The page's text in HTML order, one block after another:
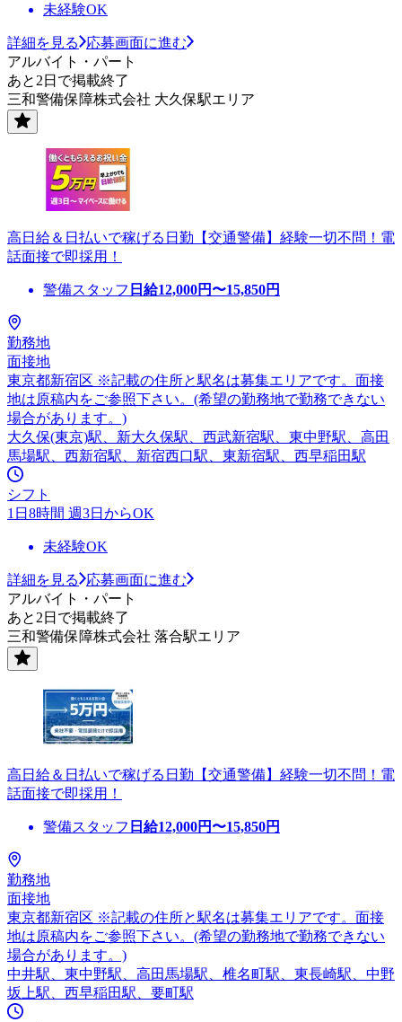
未経験OK
詳細を見る
応募画面に進む
アルバイト・パート
あと2日で掲載終了
三和警備保障株式会社 大久保駅エリア
高日給＆日払いで稼げる日勤【交通警備】経験一切不問！電
話面接で即採用！
警備スタッフ 日給12,000円〜15,850円
勤務地
面接地
東京都新宿区 ※記載の住所と駅名は募集エリアです。面接
地は原稿内をご参照下さい。(希望の勤務地で勤務できない
場合があります。)
大久保(東京)駅、新大久保駅、西武新宿駅、東中野駅、高田
馬場駅、西新宿駅、新宿西口駅、東新宿駅、西早稲田駅
シフト
1日8時間 週3日からOK
未経験OK
詳細を見る
応募画面に進む
アルバイト・パート
あと2日で掲載終了
三和警備保障株式会社 落合駅エリア
高日給＆日払いで稼げる日勤【交通警備】経験一切不問！電
話面接で即採用！
警備スタッフ 日給12,000円〜15,850円
勤務地
面接地
東京都新宿区 ※記載の住所と駅名は募集エリアです。面接
地は原稿内をご参照下さい。(希望の勤務地で勤務できない
場合があります。)
中井駅、東中野駅、高田馬場駅、椎名町駅、東長崎駅、中野
坂上駅、西早稲田駅、要町駅